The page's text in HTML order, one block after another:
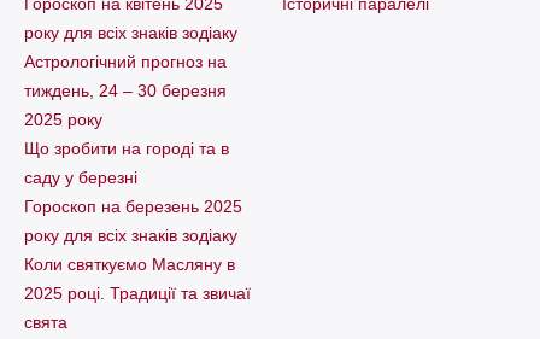
року для всіх знаків зодіаку
Астрологічний прогноз на
тиждень, 24 – 30 березня
2025 року
Що зробити на городі та в
саду у березні
Гороскоп на березень 2025
року для всіх знаків зодіаку
Коли святкуємо Масляну в
2025 році. Традиції та звичаї
свята